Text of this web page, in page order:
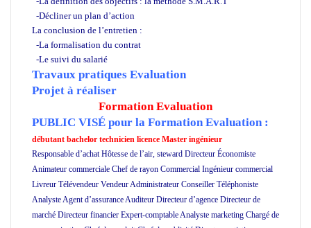
-Décliner un plan d’action
La conclusion de l’entretien :
-La formalisation du contrat
-Le suivi du salarié
Travaux pratiques Evaluation
Projet à réaliser
Formation Evaluation
PUBLIC VISÉ pour la Formation Evaluation :
débutant bachelor technicien licence Master ingénieur
Responsable d’achat Hôtesse de l’air, steward Directeur Économiste
Animateur commerciale Chef de rayon Commercial Ingénieur commercial
Livreur Télévendeur Vendeur Administrateur Conseiller Téléphoniste
Analyste Agent d’assurance Auditeur Directeur d’agence Directeur de
marché Directeur financier Expert-comptable Analyste marketing Chargé de